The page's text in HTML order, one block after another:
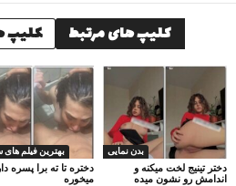
کلیپ های مرتبط کلیپ
بهترین فیلم
دختره تا ته برا پسره
میخوره
بدن نمایی
دختر تینیج لخت میکنه و
اندامش رو نشون میده